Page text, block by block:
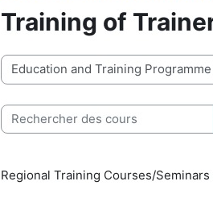
Training of
Catégories de cours
Rechercher des cours
Regional Training Courses/